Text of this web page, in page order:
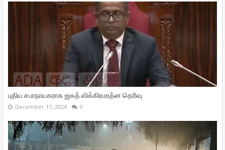
புதிய சபாநாயகராக ஜகத் விக்கிரமரத்ன தெரிவு
December 17, 2024 0